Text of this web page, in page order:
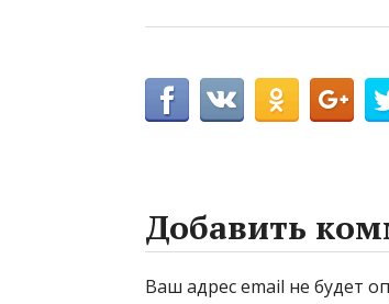
Добавить
Ваш адрес email не будет